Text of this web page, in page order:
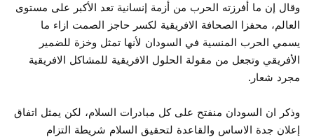
وقال إن ما أفرزته الحرب من أزمة إنسانية تعد الأكبر على مستوى
العالم، محفزا الصحافة الافريقية لكسر حاجز الصمت ازاء ما
يسمي الحرب المنسية في السودان لأنها تمثل وخزة للضمير
الأفريقي وتجعل من مقولة الحلول الافريقية للمشاكل الافريقية
مجرد شعار.
وذكر ان السودان منفتح على كل مبادرات السلام، لكن يمثل اتفاق
إعلان جدة الاساس والقاعدة لتحقيق السلام شريطة التزام